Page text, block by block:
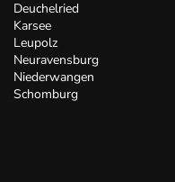
Deuchelried
Karsee
Leupolz
Neuravensburg
Niederwangen
Schomburg